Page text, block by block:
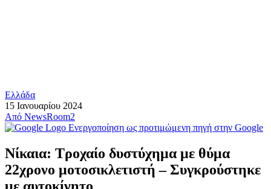
Ελλάδα
15 Ιανουαρίου 2024
Από NewsRoom2
Ενεργοποίηση ως προτιμώμενη πηγή στην Google
Νίκαια: Τροχαίο δυστύχημα με θύμα
22χρονο μοτοσικλετιστή – Συγκρούστηκε